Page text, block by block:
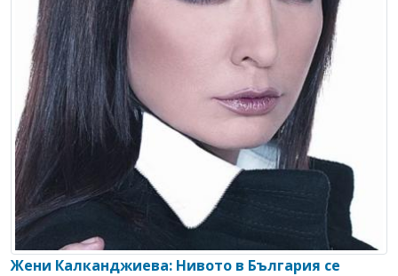
Жени Калканджиева: Нивото в България се